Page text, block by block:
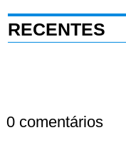
RECENTES
0 comentários